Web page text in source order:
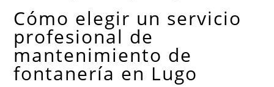
Cómo elegir un servicio
profesional de
mantenimiento de
fontanería en Lugo